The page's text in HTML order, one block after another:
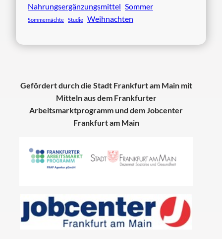
Nahrungsergänzungsmittel Sommer
Sommernächte Studie Weihnachten
Gefördert durch die Stadt Frankfurt am Main mit
Mitteln aus dem Frankfurter
Arbeitsmarktprogramm und dem Jobcenter
Frankfurt am Main